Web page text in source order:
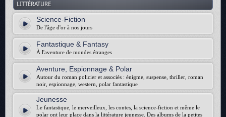
LITTÉRATURE
Science-Fiction
De l'âge d'or à nos jours
Fantastique & Fantasy
À l'aventure de mondes étranges
Aventure, Espionnage & Polar
Autour du roman policier et associés : énigme, suspense, thriller, roman
noir, espionnage, western, polar fantastique
Jeunesse
Le fantastique, le merveilleux, les contes, la science-fiction et même le
polar ont leur place dans la littérature jeunesse. Des albums de la petites